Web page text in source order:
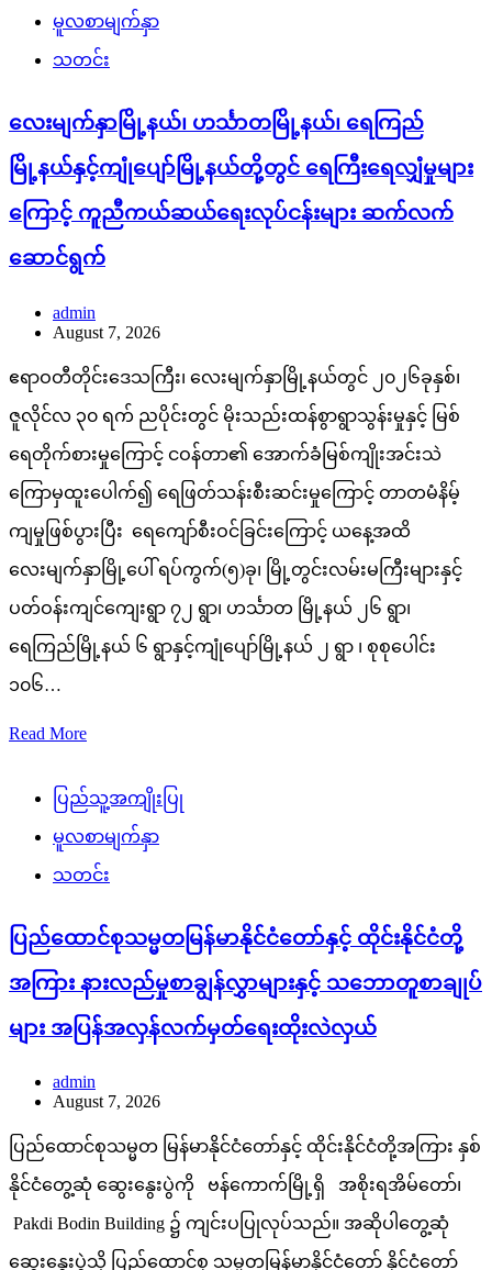
မူလစာမျက်နှာ
သတင်း
လေးမျက်နှာမြို့နယ်၊ ဟင်္သာတမြို့နယ်၊ ရေကြည်
မြို့နယ်နှင့်ကျုံပျော်မြို့နယ်တို့တွင် ရေကြီးရေလျှံမှုများ
ကြောင့် ကူညီကယ်ဆယ်ရေးလုပ်ငန်းများ ဆက်လက်
ဆောင်ရွက်
admin
August 7, 2026
ဧရာဝတီတိုင်းဒေသကြီး၊ လေးမျက်နှာမြို့နယ်တွင် ၂၀၂၆ခုနှစ်၊
ဇူလိုင်လ ၃၀ ရက် ညပိုင်းတွင် မိုးသည်းထန်စွာရွာသွန်းမှုနှင့် မြစ်
ရေတိုက်စားမှုကြောင့် ငဝန်တာ၏ အောက်ခံမြစ်ကျိုးအင်းသဲ
ကြောမှထူးပေါက်၍ ရေဖြတ်သန်းစီးဆင်းမှုကြောင့် တာတမံနိမ့်
ကျမှုဖြစ်ပွားပြီး ရေကျော်စီးဝင်ခြင်းကြောင့် ယနေ့အထိ
လေးမျက်နှာမြို့ပေါ် ရပ်ကွက်(၅)ခု၊ မြို့တွင်းလမ်းမကြီးများနှင့်
ပတ်ဝန်းကျင်ကျေးရွာ ၇၂ ရွာ၊ ဟင်္သာတ မြို့နယ် ၂၆ ရွာ၊
ရေကြည်မြို့နယ် ၆ ရွာနှင့်ကျုံပျော်မြို့နယ် ၂ ရွာ ၊ စုစုပေါင်း
၁၀၆…
Read More
ပြည်သူ့အကျိုးပြု
မူလစာမျက်နှာ
သတင်း
ပြည်ထောင်စုသမ္မတမြန်မာနိုင်ငံတော်နှင့် ထိုင်းနိုင်ငံတို့
အကြား နားလည်မှုစာချွန်လွှာများနှင့် သဘောတူစာချုပ်
များ အပြန်အလှန်လက်မှတ်ရေးထိုးလဲလှယ်
admin
August 7, 2026
ပြည်ထောင်စုသမ္မတ မြန်မာနိုင်ငံတော်နှင့် ထိုင်းနိုင်ငံတို့အကြား နှစ်
နိုင်ငံတွေ့ဆုံ ဆွေးနွေးပွဲကို ဗန်ကောက်မြို့ရှိ အစိုးရအိမ်တော်၊
Pakdi Bodin Building ၌ ကျင်းပပြုလုပ်သည်။ အဆိုပါတွေ့ဆုံ
ဆွေးနွေးပွဲသို့ ပြည်ထောင်စု သမ္မတမြန်မာနိုင်ငံတော် နိုင်ငံတော်